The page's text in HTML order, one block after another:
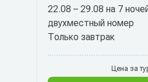
22.08 – 29.08 на 7
двухместный номер
Только завтрак
Цена за